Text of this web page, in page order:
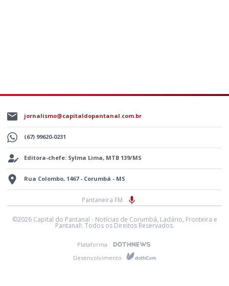
jornalismo@capitaldopantanal.com.br
(67) 99620-0231
Editora-chefe: Sylma Lima, MTB 139/MS
Rua Colombo, 1467 - Corumbá - MS
Pantaneira FM
©2026 Capital do Pantanal - Notícias de Corumbá, Ladário, Fronteira e
Pantanal!. Todos os Direitos Reservados.
Plataforma
Desenvolvimento